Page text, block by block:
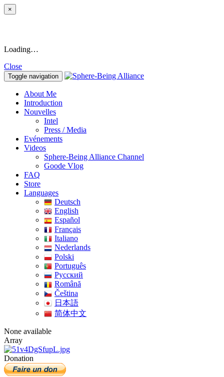
×
Loading…
Close
Toggle navigation
About Me
Introduction
Nouvelles
Intel
Press / Media
Evénements
Videos
Sphere-Being Alliance Channel
Goode Vlog
FAQ
Store
Languages
Deutsch
English
Español
Français
Italiano
Nederlands
Polski
Português
Pусский
Română
Čeština
日本語
简体中文
None available
Array
Donation